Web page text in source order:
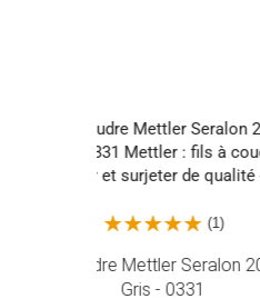
Fil à coudre